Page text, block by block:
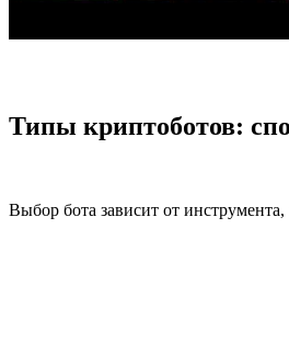
Типы криптоботов:
Выбор бота зависит от